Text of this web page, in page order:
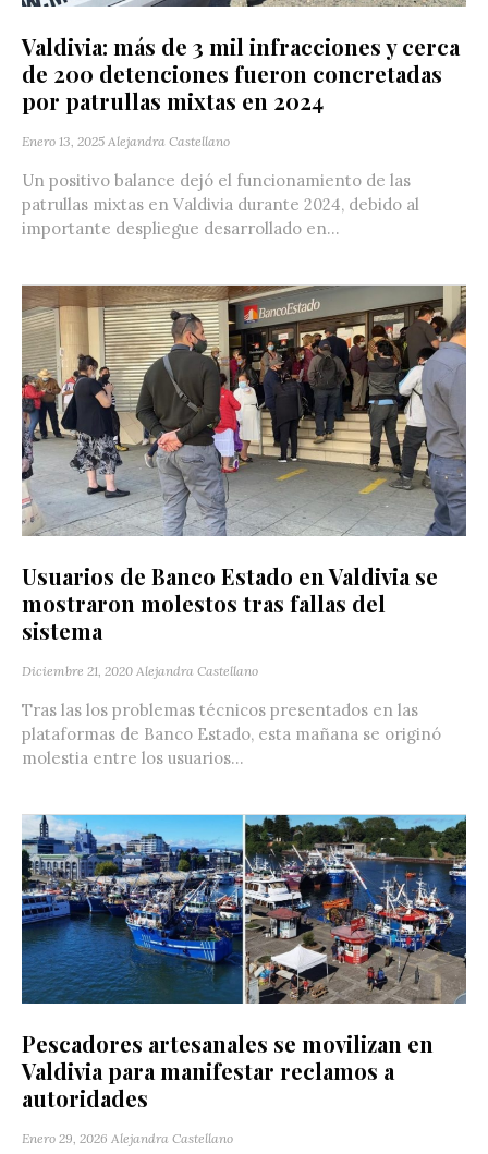
Valdivia: más de 3 mil infracciones y cerca
de 200 detenciones fueron concretadas
por patrullas mixtas en 2024
Enero 13, 2025 Alejandra Castellano
Un positivo balance dejó el funcionamiento de las
patrullas mixtas en Valdivia durante 2024, debido al
importante despliegue desarrollado en...
Usuarios de Banco Estado en Valdivia se
mostraron molestos tras fallas del
sistema
Diciembre 21, 2020 Alejandra Castellano
Tras las los problemas técnicos presentados en las
plataformas de Banco Estado, esta mañana se originó
molestia entre los usuarios...
Pescadores artesanales se movilizan en
Valdivia para manifestar reclamos a
autoridades
Enero 29, 2026 Alejandra Castellano